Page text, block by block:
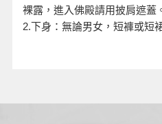
裸露，進入佛殿請用披肩遮蓋
2.下身：無論男女，短褲或短